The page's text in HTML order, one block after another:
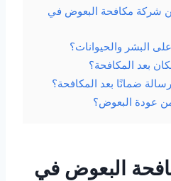
شركة مكافحة البعوض في
البشر والحيوانات؟
بعد المكافحة؟
ضمانًا بعد المكافحة؟
عودة البعوض؟
البعوض في